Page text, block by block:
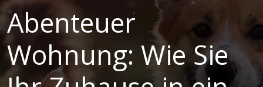
Abenteuer
Wohnung: Wie Sie